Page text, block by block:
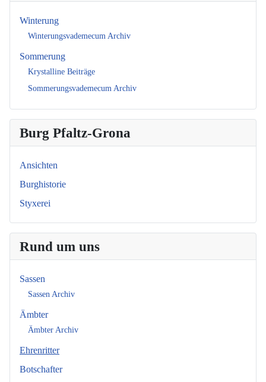
Winterung
Winterungsvademecum Archiv
Sommerung
Krystalline Beiträge
Sommerungsvademecum Archiv
Burg Pfaltz-Grona
Ansichten
Burghistorie
Styxerei
Rund um uns
Sassen
Sassen Archiv
Ämbter
Ämbter Archiv
Ehrenritter
Botschafter